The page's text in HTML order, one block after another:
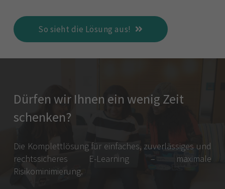
So sieht die Lösung aus!
Dürfen wir Ihnen ein wenig Zeit
schenken?
Die Komplettlösung für einfaches, zuverlässiges und
rechtssicheres E-Learning – maximale
Risikominimierung.